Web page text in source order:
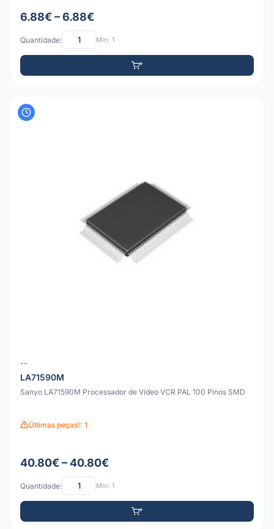
6.88€ – 6.88€
Quantidade: Mín: 1
--
LA71590M
Sanyo LA71590M Processador de Vídeo VCR PAL 100 Pinos SMD
Últimas peças!: 1
40.80€ – 40.80€
Quantidade: Mín: 1